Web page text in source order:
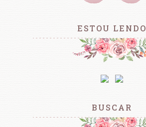
ESTOU LENDO
BUSCAR